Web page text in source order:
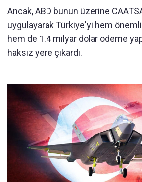
Ancak, ABD bunun üzerine CAATSA
uygulayarak Türkiye'yi hem
hem de 1.4 milyar dolar ödeme
haksız yere çıkardı.